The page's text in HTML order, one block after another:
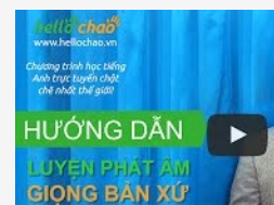
HelloChao.vn - Trang web học tiếng Anh